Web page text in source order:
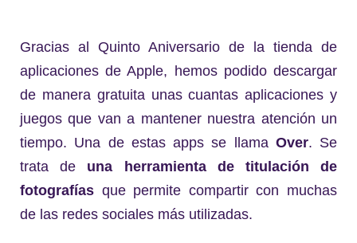
Gracias al Quinto Aniversario de la tienda de
aplicaciones de Apple, hemos podido descargar
de manera gratuitaunas cuantas aplicaciones y
juegos que van a mantener nuestra atención un
tiempo. Una de estas apps se llama Over. Se
trata de una herramienta de titulación de
fotografías que permite compartir con muchas
de las redes sociales más utilizadas.